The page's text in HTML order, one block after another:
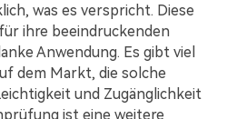
was es verspricht. Diese
ihre beeindruckenden
Anwendung. Es gibt viel
dem Markt, die solche
und Zugänglichkeit
ist eine weitere